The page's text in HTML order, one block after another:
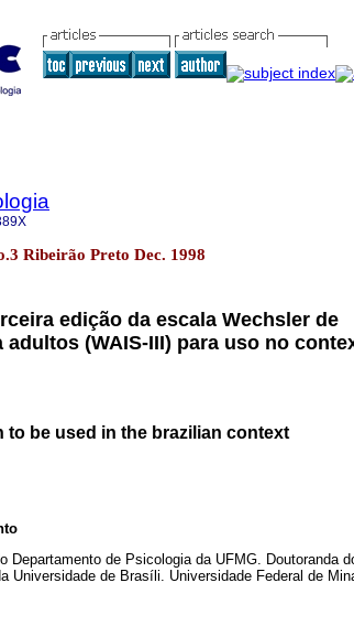
Ribeirão Preto Dec. 1998
edição da escala Wechsler de
adultos (WAIS-III) para uso no
to be used in the brazilian context
Departamento de Psicologia da UFMG. Doutoranda
Universidade de Brasíli. Universidade Federal de